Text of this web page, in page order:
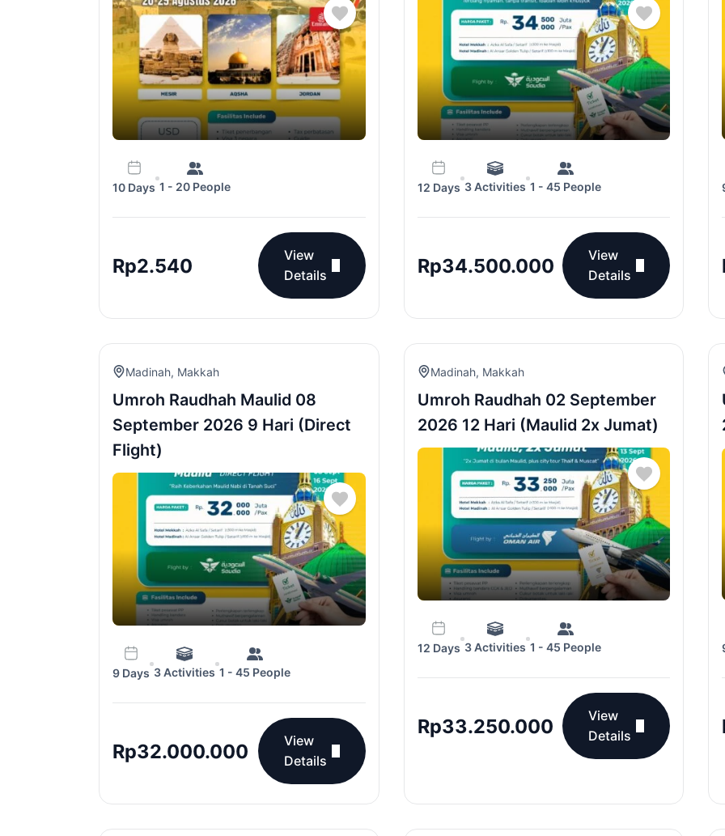
10 Days 1 - 20 People
Rp2.540
View
Details
12 Days 3 Activities 1 - 45 People
Rp34.500.000
View
Details
Madinah, Makkah
Umroh Raudhah Maulid 08
September 2026 9 Hari (Direct
Flight)
9 Days 3 Activities 1 - 45 People
Rp32.000.000
View
Details
Madinah, Makkah
Umroh Raudhah 02 September
2026 12 Hari (Maulid 2x Jumat)
12 Days 3 Activities 1 - 45 People
Rp33.250.000
View
Details